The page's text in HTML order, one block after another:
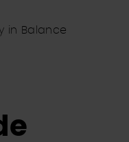
in Balance